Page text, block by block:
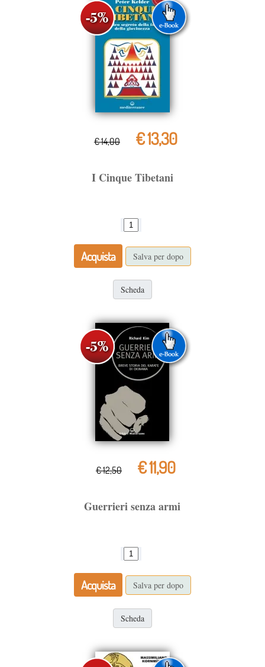
€ 14,00 € 13,30
I Cinque Tibetani
Acquista Salva per dopo
Scheda
€ 12,50 € 11,90
Guerrieri senza armi
Acquista Salva per dopo
Scheda